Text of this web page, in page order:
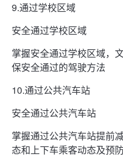
9.通过学校区域
安全通过学校区域
掌握安全通过学校区域，
保安全通过的驾驶方法
10.通过公共汽车站
安全通过公共汽车站
掌握通过公共汽车站提前
态和上下车乘客动态及预